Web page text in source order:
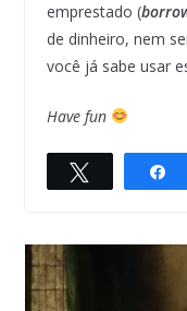
emprestado (
de dinheiro, nem
você já sabe usar
Have fun